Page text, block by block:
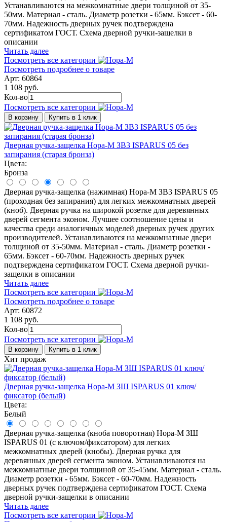
Устанавливаются на межкомнатные двери толщиной от 35-
50мм. Материал - сталь. Диаметр розетки - 65мм. Бэксет - 60-
70мм. Надежность дверных ручек подтверждена
сертификатом ГОСТ. Схема дверной ручки-защелки в
описании
Читать далее
Посмотреть все категории
Посмотреть подробнее о товаре
Арт: 60864
1 108 руб.
Кол-во
Посмотреть все категории
В корзину Купить в 1 клик
Дверная ручка-защелка Нора-М ЗВ3 ISPARUS 05 без
запирания (старая бронза)
Цвета:
Бронза
Дверная ручка-защелка (нажимная) Нора-М ЗВ3 ISPARUS 05
(проходная без запирания) для легких межкомнатных дверей
(кноб). Дверная ручка на широкой розетке для деревянных
дверей сегмента эконом. Лучшее соотношение цены и
качества среди аналогичных моделей дверных ручек других
производителей. Устанавливаются на межкомнатные двери
толщиной от 35-50мм. Материал - сталь. Диаметр розетки -
65мм. Бэксет - 60-70мм. Надежность дверных ручек
подтверждена сертификатом ГОСТ. Схема дверной ручки-
защелки в описании
Читать далее
Посмотреть все категории
Посмотреть подробнее о товаре
Арт: 60872
1 108 руб.
Кол-во
Посмотреть все категории
В корзину Купить в 1 клик
Хит продаж
Дверная ручка-защелка Нора-М ЗШ ISPARUS 01 ключ/
фиксатор (белый)
Цвета:
Белый
Дверная ручка-защелка (кноба поворотная) Нора-М ЗШ
ISPARUS 01 (с ключом/фиксатором) для легких
межкомнатных дверей (кнобы). Дверная ручка для
деревянных дверей сегмента эконом. Устанавливаются на
межкомнатные двери толщиной от 35-45мм. Материал - сталь.
Диаметр розетки - 65мм. Бэксет - 60-70мм. Надежность
дверных ручек подтверждена сертификатом ГОСТ. Схема
дверной ручки-защелки в описании
Читать далее
Посмотреть все категории